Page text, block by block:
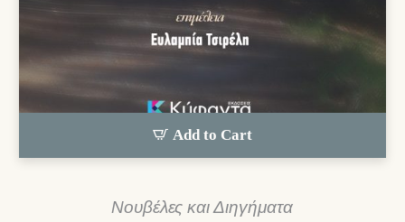
Add to Cart
Νουβέλες και Διηγήματα